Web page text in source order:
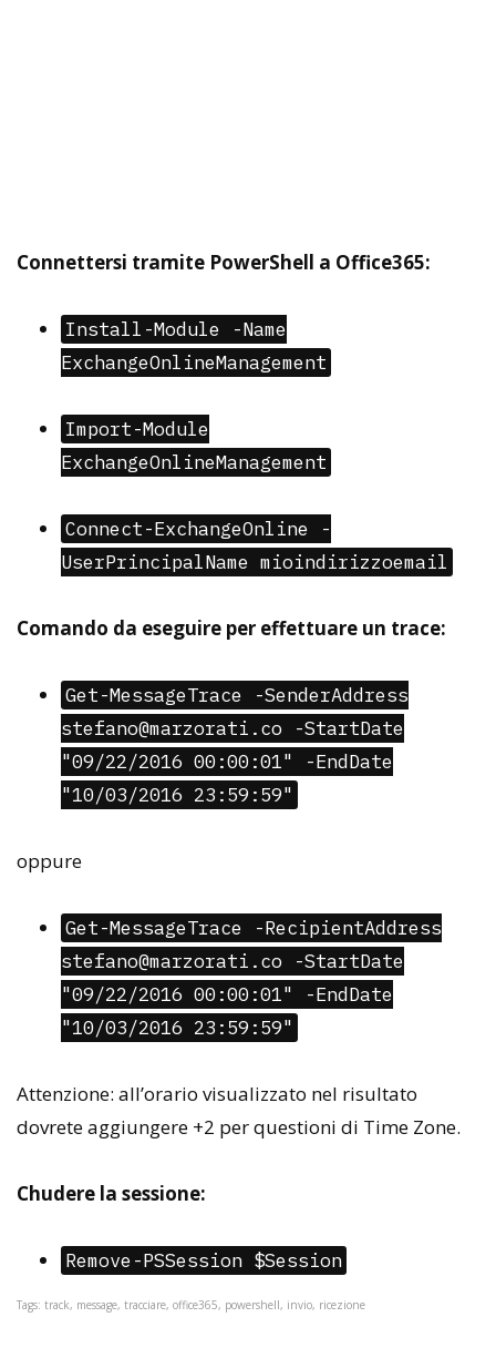
Connettersi tramite PowerShell a Office365:
Install-Module -Name
ExchangeOnlineManagement
Import-Module
ExchangeOnlineManagement
Connect-ExchangeOnline -
UserPrincipalName mioindirizzoemail
Comando da eseguire per effettuare un trace:
Get-MessageTrace -SenderAddress
stefano@marzorati.co -StartDate
"09/22/2016 00:00:01" -EndDate
"10/03/2016 23:59:59"
oppure
Get-MessageTrace -RecipientAddress
stefano@marzorati.co -StartDate
"09/22/2016 00:00:01" -EndDate
"10/03/2016 23:59:59"
Attenzione: all’orario visualizzato nel risultato
dovrete aggiungere +2 per questioni di Time Zone.
Chudere la sessione:
Remove-PSSession $Session
Tags: track, message, tracciare, office365, powershell, invio, ricezione